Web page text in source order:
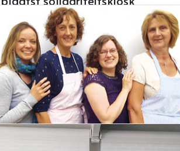
28 december 2021
Lees meer
Thuiszorg Familiezorg zoekt